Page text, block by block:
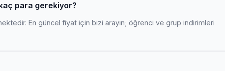
para gerekiyor?
En güncel fiyat için bizi arayın; öğrenci ve grup indirimleri